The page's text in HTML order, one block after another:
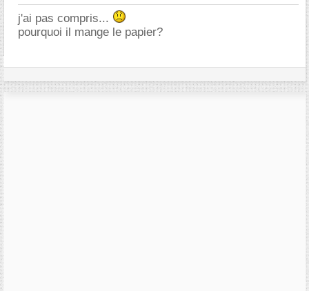
j'ai pas compris...
pourquoi il mange le papier?